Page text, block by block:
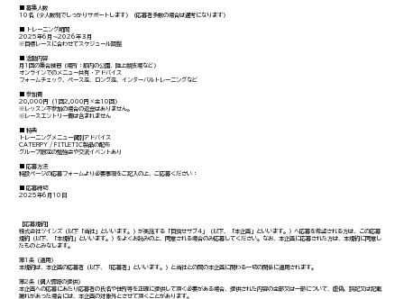
■ 募集人数
10名（少人数制でしっかりサポートします）（応募者多数の場合は選考になります）
■ トレーニング期間
2025年6月～2026年３月
※目標レースに合わせてスケジュール調整
■ 活動内容
月1回の集合練習（場所：都内の公園、陸上競技場など）
オンラインでのメニュー共有・アドバイス
フォームチェック、ペース走、ロング走、インターバルトレーニングなど
■ 参加費
20,000円（1回2,000円×全10回）
※レッスン不参加の場合の返金はありません。
※レースエントリー費は含まれません
■ 特典
トレーニングメニュー個別アドバイス
CATERPY / FITLETIC製品の配布
グループ限定の勉強会や交流イベントあり
■ 応募方法
特設ページの応募フォームより必要事項をご記入の上、ご応募ください：
■ 応募締切
2025年6月10日
【応募規約】
株式会社ツインズ（以下「当社」といいます。）が実施する「目指せサブ4」（以下、「本企画」といいます。）へ応募を希望される方は、この応募
規約（以下、「本規約」といいます。）をよくお読みの上、同意される場合のみ応募してください。なお、本企画に応募された方は、本規約に同意し
たものとみなします。
​第1条（適用）
本規約は、本企画の応募者（以下、「応募者」といいます。）と当社との間の本企画に関わる一切の関係に適用されます。
第2条（個人情報の提供）
本企画への応募にあたり応募者の氏名や住所等を正確に提供して頂く必要がある場合、提供された内容の全部又は一部について、虚偽、誤記又は記載
漏れがあった場合には、本企画の対象外とさせて頂くことがあります。